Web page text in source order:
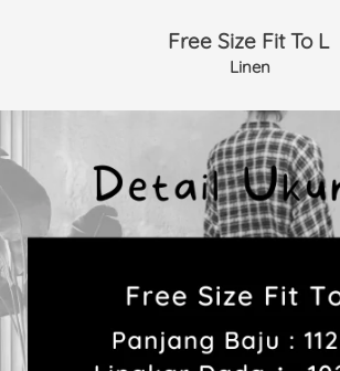
Free Size Fit To L
Linen